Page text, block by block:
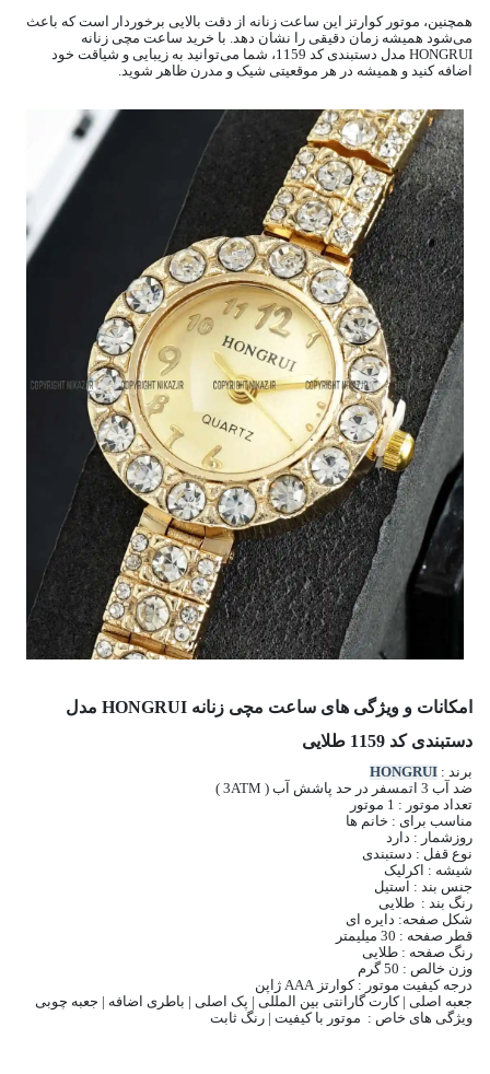
همچنین، موتور کوارتز این ساعت زنانه از دقت بالایی برخوردار است که باعث
می‌شود همیشه زمان دقیقی را نشان دهد. با خرید ساعت مچی زنانه
HONGRUI مدل دستبندی کد 1159، شما می‌توانید به زیبایی و شیاقت خود
اضافه کنید و همیشه در هر موقعیتی شیک و مدرن ظاهر شوید.
امکانات و ویژگی های ساعت مچی زنانه HONGRUI مدل
دستبندی کد 1159 طلایی
برند : HONGRUI
ضد آب 3 اتمسفر در حد پاشش آب ( 3ATM )
تعداد موتور : 1 موتور
مناسب برای : خانم ها
روزشمار : دارد
نوع قفل : دستبندی
شیشه : اکرلیک
جنس بند : استیل
رنگ بند : طلایی
شکل صفحه: دایره ای
قطر صفحه : 30 میلیمتر
رنگ صفحه : طلایی
وزن خالص : 50 گرم
درجه کیفیت موتور : کوارتز AAA ژاپن
جعبه اصلی | کارت گارانتی بین المللی | پک اصلی | باطری اضافه | جعبه چوبی
ویژگی های خاص : موتور با کیفیت | رنگ ثابت